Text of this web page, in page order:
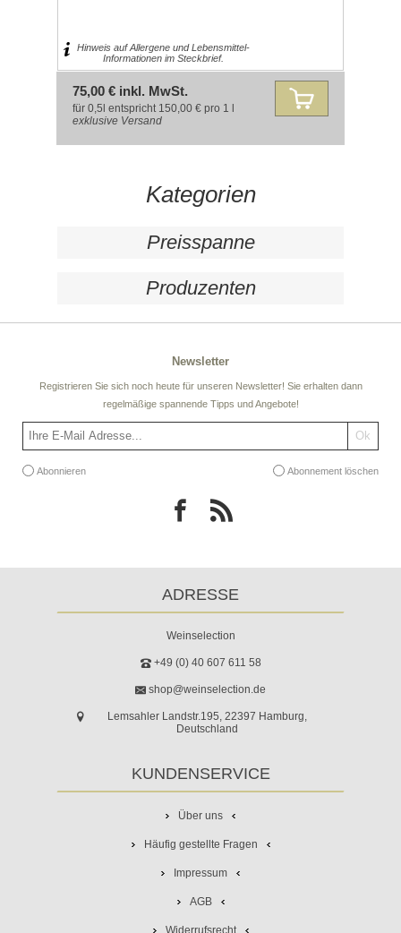
Hinweis auf Allergene und Lebensmittel-
Informationen im Steckbrief.
75,00 € inkl. MwSt.
für 0,5l entspricht 150,00 € pro 1 l
exklusive Versand
Kategorien
Preisspanne
Produzenten
Newsletter
Registrieren Sie sich noch heute für unseren Newsletter! Sie erhalten dann
regelmäßige spannende Tipps und Angebote!
Abonnieren Abonnement löschen
ADRESSE
Weinselection
+49 (0) 40 607 611 58
shop@weinselection.de
Lemsahler Landstr.195, 22397 Hamburg,
Deutschland
KUNDENSERVICE
Über uns
Häufig gestellte Fragen
Impressum
AGB
Widerrufsrecht